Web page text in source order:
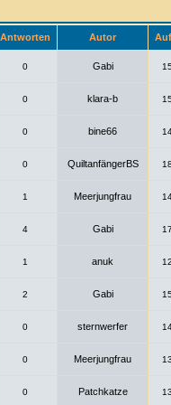
Antworten Autor
0 Gabi
0 klara-b
0 bine66
0 QuiltanfängerBS
1 Meerjungfrau
4 Gabi
1 anuk
2 Gabi
0 sternwerfer
0 Meerjungfrau
0 Patchkatze